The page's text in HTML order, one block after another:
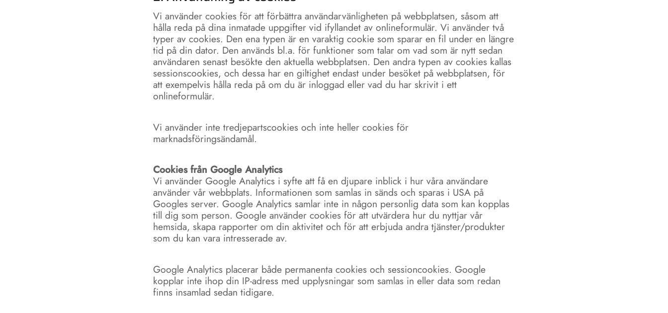
Vi använder cookies för att förbättra användarvänligheten på webbplatsen, såsom att
hålla reda på dina inmatade uppgifter vid ifyllandet av onlineformulär. Vi använder två
typer av cookies. Den ena typen är en varaktig cookie som sparar en fil under en längre
tid på din dator. Den används bl.a. för funktioner som talar om vad som är nytt sedan
användaren senast besökte den aktuella webbplatsen. Den andra typen av cookies kallas
sessionscookies, och dessa har en giltighet endast under besöket på webbplatsen, för
att exempelvis hålla reda på om du är inloggad eller vad du har skrivit i ett
onlineformulär.
Vi använder inte tredjepartscookies och inte heller cookies för
marknadsföringsändamål.
Cookies från Google Analytics
Vi använder Google Analytics i syfte att få en djupare inblick i hur våra användare
använder vår webbplats. Informationen som samlas in sänds och sparas i USA på
Googles server. Google Analytics samlar inte in någon personlig data som kan kopplas
till dig som person. Google använder cookies för att utvärdera hur du nyttjar vår
hemsida, skapa rapporter om din aktivitet och för att erbjuda andra tjänster/produkter
som du kan vara intresserade av.
Google Analytics placerar både permanenta cookies och sessioncookies. Google
kopplar inte ihop din IP-adress med upplysningar som samlas in eller data som redan
finns insamlad sedan tidigare.